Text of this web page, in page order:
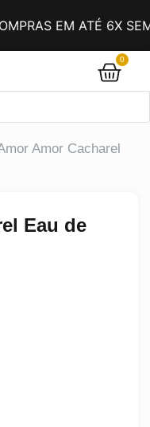
EM ATÉ 6X SEM
0
Amor Cacharel
Eau de